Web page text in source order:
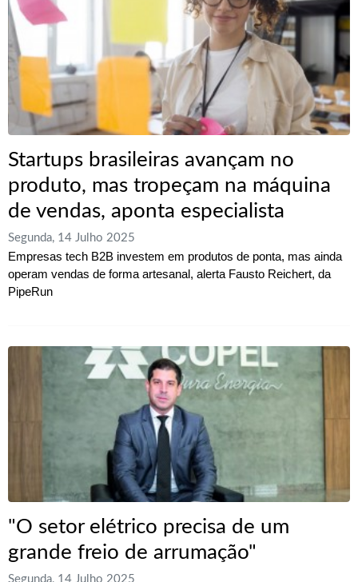
Startups brasileiras avançam no
produto, mas tropeçam na máquina
de vendas, aponta especialista
Segunda, 14 Julho 2025
Empresas tech B2B investem em produtos de ponta, mas ainda
operam vendas de forma artesanal, alerta Fausto Reichert, da
PipeRun
"O setor elétrico precisa de um
grande freio de arrumação"
Segunda, 14 Julho 2025